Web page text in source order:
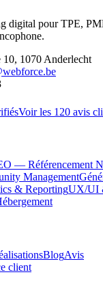
digital pour TPE,
10, 1070 Anderlecht
Voir les 120 avis
— Référencement
Management
& ReportingUX/UI
BlogAvis
client